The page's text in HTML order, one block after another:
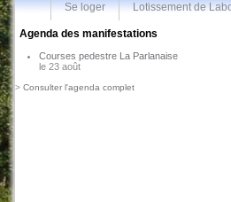
Se loger Lotissement de
Agenda des manifestations
Courses pedestre La Parlanaise
le 23 août
> Consulter l'agenda complet